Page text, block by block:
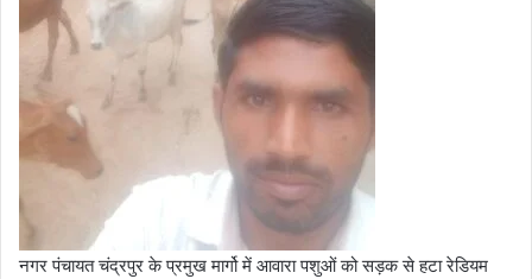
नगर पंचायत चंद्रपुर के प्रमुख मार्गो में आवारा पशुओं को सड़क से हटा रेडियम